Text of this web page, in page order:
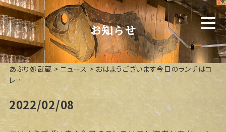
お知らせ
あぶり処武蔵> ニュース > おはようございます今日のランチはコ
レ️…
2022/02/08